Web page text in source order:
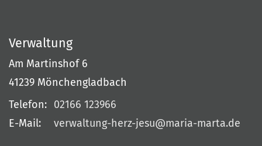
Verwaltung
Am Martinshof 6
41239 Mönchengladbach
Telefon: 02166 123966
E-Mail:
verwaltung-herz-jesu@maria-marta.de